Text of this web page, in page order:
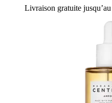
Livraison gratuite